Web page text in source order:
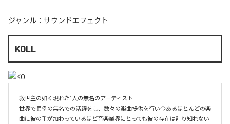
ジャンル： サウンドエフェクト
KOLL
救世主の如く現れた1人の無名のアーティスト
世界で異例の無名での活躍をし、数々の楽曲提供を行い今あるほとんどの楽
曲に彼の手が加わっているほど音楽業界にとっても彼の存在は計り知れない